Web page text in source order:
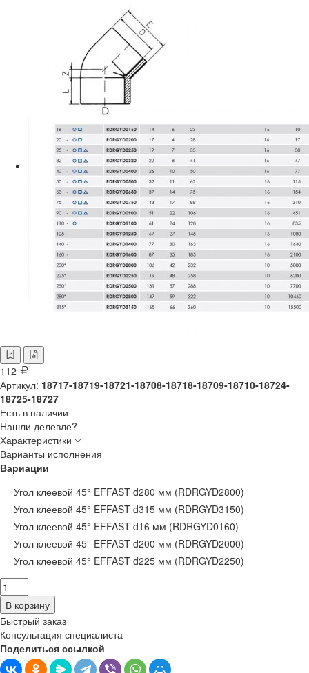
112
Артикул: 18717-18719-18721-18708-18718-18709-18710-18724-
18725-18727
Есть в наличии
Нашли делевле?
Характеристики
Варианты исполнения
Вариации
Угол клеевой 45° EFFAST d280 мм (RDRGYD2800)
Угол клеевой 45° EFFAST d315 мм (RDRGYD3150)
Угол клеевой 45° EFFAST d16 мм (RDRGYD0160)
Угол клеевой 45° EFFAST d200 мм (RDRGYD2000)
Угол клеевой 45° EFFAST d225 мм (RDRGYD2250)
В корзину
Быстрый заказ
Консультация специалиста
Поделиться ссылкой